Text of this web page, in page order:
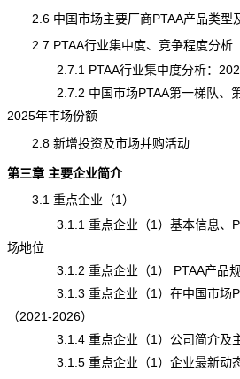
2.6 中国市场主要厂商PTAA产品类型
2.7 PTAA行业集中度、竞争程度分析
2.7.1 PTAA行业集中度分析：2025
2.7.2 中国市场PTAA第一梯队、第
2025年市场份额
2.8 新增投资及市场并购活动
第三章 主要企业简介
3.1 重点企业（1）
3.1.1 重点企业（1）基本信息、
场地位
3.1.2 重点企业（1） PTAA产品规
3.1.3 重点企业（1）在中国市场
（2021-2026）
3.1.4 重点企业（1）公司简介及主
3.1.5 重点企业（1）企业最新动